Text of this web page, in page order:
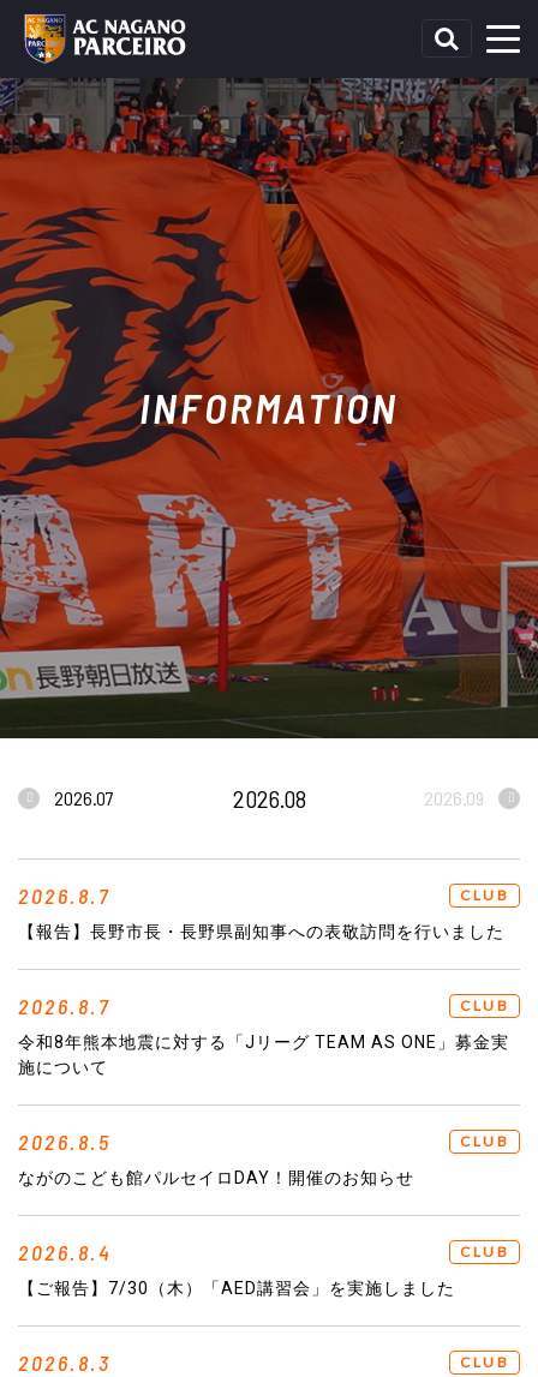
INFORMATION
2026.07 2026.08 2026.09
2026.8.7 CLUB
【報告】長野市長・長野県副知事への表敬訪問を行いました
2026.8.7 CLUB
令和8年熊本地震に対する「Jリーグ TEAM AS ONE」募金実
施について
2026.8.5 CLUB
ながのこども館パルセイロDAY！開催のお知らせ
2026.8.4 CLUB
【ご報告】7/30（木）「AED講習会」を実施しました
2026.8.3 CLUB